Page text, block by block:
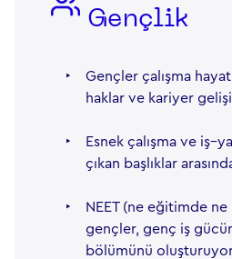
Gençlik
‣
Gençler çalışma
haklar ve kariyer
‣
Esnek çalışma ve
çıkan başlıklar
‣
NEET (ne eğitimde
gençler, genç iş
bölümünü